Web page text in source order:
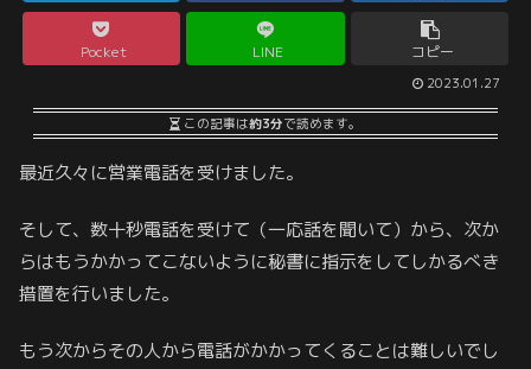
Pocket LINE コピー
2023.01.27
この記事は約3分で読めます。
最近久々に営業電話を受けました。
そして、数十秒電話を受けて（一応話を聞いて）から、次か
らはもうかかってこないように秘書に指示をしてしかるべき
措置を行いました。
もう次からその人から電話がかかってくることは難しいでし